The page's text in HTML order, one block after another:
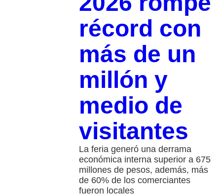
récord con
más de un
millón y
medio de
visitantes
La feria generó una derrama
económica interna superior a 675
millones de pesos, además, más
de 60% de los comerciantes
fueron locales